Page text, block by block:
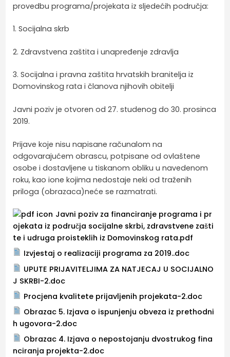
provedbu programa/projekata iz sljedećih područja:
1. Socijalna skrb
2. Zdravstvena zaštita i unapređenje zdravlja
3. Socijalna i pravna zaštita hrvatskih branitelja iz
Domovinskog rata i članova njihovih obitelji
Javni poziv je otvoren od 27. studenog do 30. prosinca
2019.
Prijave koje nisu napisane računalom na
odgovarajućem obrascu, potpisane od ovlaštene
osobe i dostavljene u tiskanom obliku u navedenom
roku, kao ione kojima nedostaje neki od traženih
priloga (obrazaca)neće se razmatrati.
Javni poziv za financiranje programa i pr
ojekata iz područja socijalne skrbi, zdravstvene zašti
te i udruga proisteklih iz Domovinskog rata.pdf
Izvjestaj o realizaciji programa za 2019..doc
UPUTE PRIJAVITELJIMA ZA NATJECAJ U SOCIJALNO
J SKRBI-2.doc
Procjena kvalitete prijavljenih projekata-2.doc
Obrazac 5. Izjava o ispunjenju obveza iz prethodni
h ugovora-2.doc
Obrazac 4. Izjava o nepostojanju dvostrukog fina
nciranja projekta-2.doc